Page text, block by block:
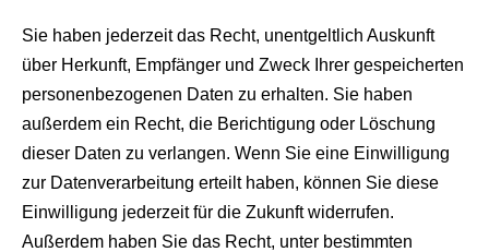
Sie haben jederzeit das Recht, unentgeltlich Auskunft
über Herkunft, Empfänger und Zweck Ihrer gespeicherten
personenbezogenen Daten zu erhalten. Sie haben
außerdem ein Recht, die Berichtigung oder Löschung
dieser Daten zu verlangen. Wenn Sie eine Einwilligung
zur Datenverarbeitung erteilt haben, können Sie diese
Einwilligung jederzeit für die Zukunft widerrufen.
Außerdem haben Sie das Recht, unter bestimmten